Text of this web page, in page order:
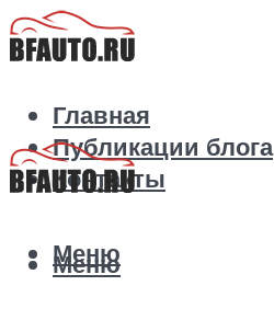
Главная
Публикации блога
Контакты
Меню
Меню